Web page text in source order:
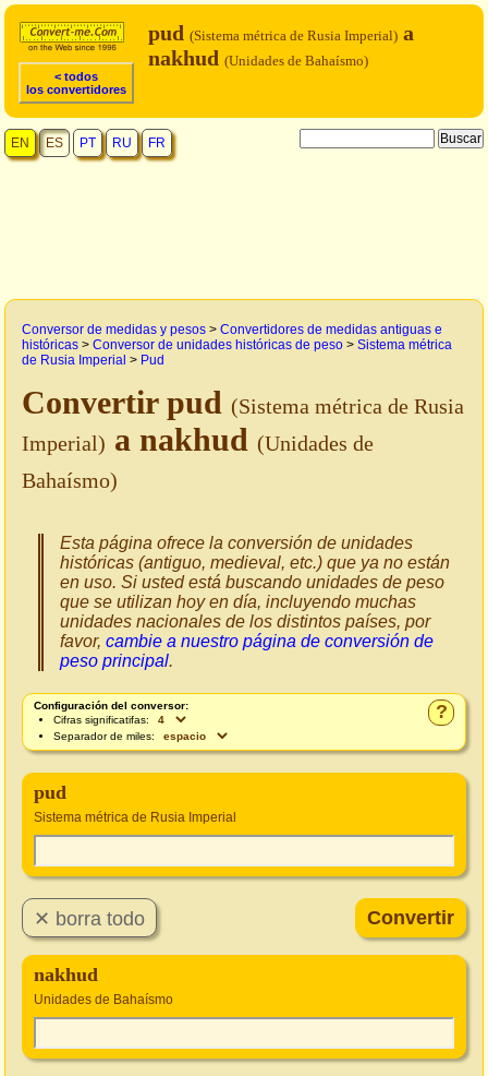
< todos
los convertidores
pud (Sistema métrica de Rusia Imperial) a
nakhud (Unidades de Bahaísmo)
EN ES PT RU FR
Conversor de medidas y pesos > Convertidores de medidas antiguas e
históricas > Conversor de unidades históricas de peso > Sistema métrica
de Rusia Imperial > Pud
Convertir pud (Sistema métrica de Rusia
Imperial) a nakhud (Unidades de
Bahaísmo)
Esta página ofrece la conversión de unidades
históricas (antiguo, medieval, etc.) que ya no están
en uso. Si usted está buscando unidades de peso
que se utilizan hoy en día, incluyendo muchas
unidades nacionales de los distintos países, por
favor, cambie a nuestro página de conversión de
peso principal.
?
Configuración del conversor:
Cifras significatifas:
Separador de miles:
pud
Sistema métrica de Rusia Imperial
nakhud
Unidades de Bahaísmo